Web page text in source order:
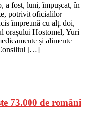
a fost, luni, împușcat, în
potrivit oficialilor
împreună cu alți doi,
orașului Hostomel, Yuri
și alimente
[…]
73.000 de români